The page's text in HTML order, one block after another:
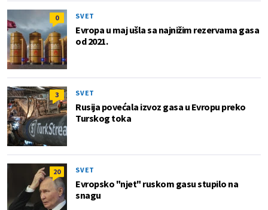
0 SVET
Evropa u maj ušla sa najnižim rezervama gasa
od 2021.
3 SVET
Rusija povećala izvoz gasa u Evropu preko
Turskog toka
20 SVET
Evropsko "njet" ruskom gasu stupilo na
snagu